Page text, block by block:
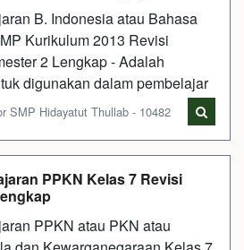
B. Indonesia atau Bahasa
Kurikulum 2013 Revisi
2 Lengkap - Adalah
digunakan dalam pembelajar
SMP Hidayatut Thullab - 10482
PPKN Kelas 7 Revisi
PPKN atau PKN atau